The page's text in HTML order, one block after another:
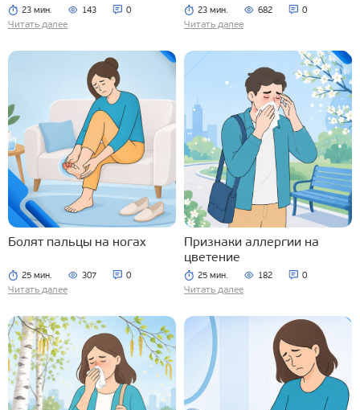
23 мин. 143 0
Читать далее
23 мин. 682 0
Читать далее
Болят пальцы на ногах
25 мин. 307 0
Читать далее
Признаки аллергии на
цветение
25 мин. 182 0
Читать далее